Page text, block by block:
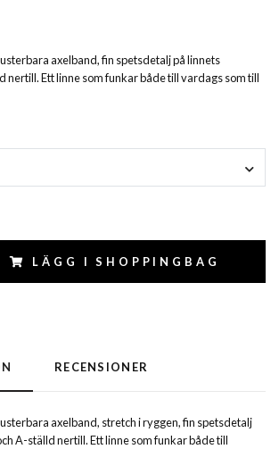
axelband, fin spetsdetalj på linnets
nertill. Ett linne som funkar både till vardags som till
LÄGG I SHOPPINGBAG
RECENSIONER
axelband, stretch i ryggen, fin spetsdetalj
A-ställd nertill. Ett linne som funkar både till